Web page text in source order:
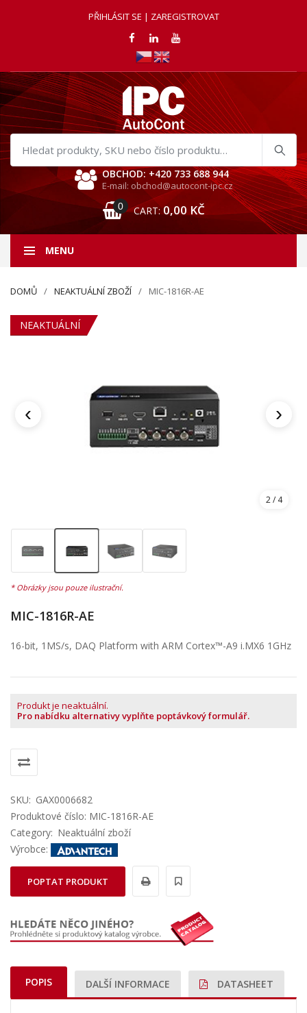
PŘIHLÁSIT SE | ZAREGISTROVAT
Hledat
produkty
OBCHOD: +420 733 688 944
E-mail: obchod@autocont-ipc.cz
0 CART: 0,00 KČ
MENU
DOMŮ NEAKTUÁLNÍ ZBOŽÍ MIC-1816R-AE
NEAKTUÁLNÍ
‹ ›
2/ 4
MIC-1816R-AE
16-bit, 1MS/s, DAQ Platform with ARM Cortex™-A9 i.MX6 1GHz
Produkt je neaktuální.
Pro nabídku alternativy vyplňte poptávkový formulář.
SKU: GAX0006682
Produktové číslo: MIC-1816R-AE
Category: Neaktuální zboží
Výrobce:
POPTAT PRODUKT
POPIS DALŠÍ INFORMACE DATASHEET